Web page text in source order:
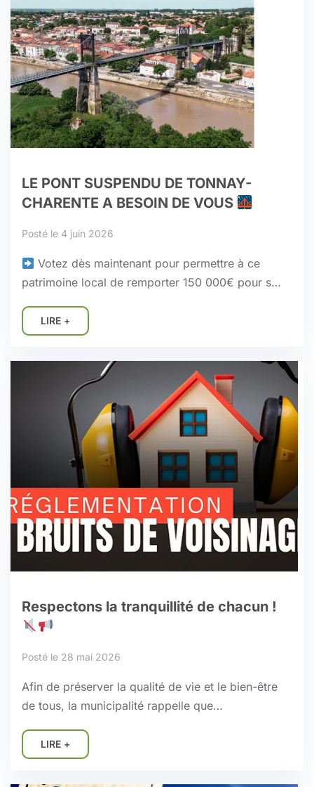
LE PONT SUSPENDU DE TONNAY-
CHARENTE A BESOIN DE VOUS
Posté le 4 juin 2026
Votez dès maintenant pour permettre à ce
patrimoine local de remporter 150 000€ pour s…
LIRE +
Respectons la tranquillité de chacun !
Posté le 28 mai 2026
Afin de préserver la qualité de vie et le bien-être
de tous, la municipalité rappelle que…
LIRE +